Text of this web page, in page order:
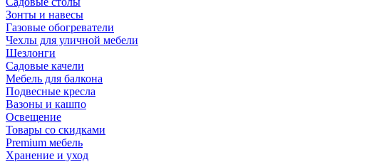
Зонты и навесы
Газовые обогреватели
Чехлы для уличной мебели
Шезлонги
Садовые качели
Мебель для балкона
Подвесные кресла
Вазоны и кашпо
Освещение
Товары со скидками
Premium мебель
Хранение и уход